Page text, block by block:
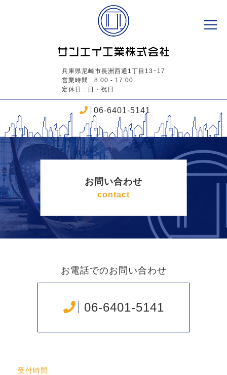
兵庫県尼崎市長洲西通1丁目13−17
営業時間 : 8:00 - 17:00
定休日 : 日・祝日
06-6401-5141
お問い合わせ
contact
お電話でのお問い合わせ
06-6401-5141
受付時間